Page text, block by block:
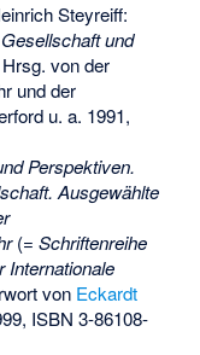
Steyreiff:
und
von der
und der
u. a. 1991,
Perspektiven.
Ausgewählte
(= Schriftenreihe
Internationale
von Eckardt
ISBN 3-86108-